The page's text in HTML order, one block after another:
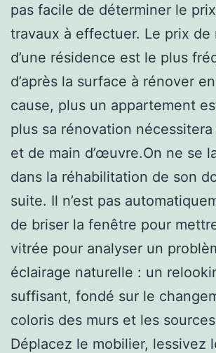
pas facile de déterminer le
travaux à effectuer. Le prix de
d’une résidence est le plus
d’après la surface à rénover
cause, plus un appartement
plus sa rénovation
et de main d’œuvre.On ne se
dans la réhabilitation de son
suite. Il n’est pas
de briser la fenêtre pour
vitrée pour analyser un
éclairage naturelle : un
suffisant, fondé sur le
coloris des murs et les sources
Déplacez le mobilier, lessivez